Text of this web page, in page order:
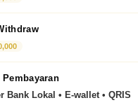
Bank Lokal • E-wallet • QRIS